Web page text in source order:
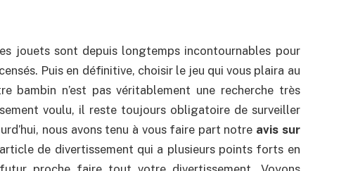
jouets sont depuis longtemps incontournables pour
Puis en définitive, choisir le jeu qui vous plaira au
bambin n’est pas véritablement une recherche très
voulu, il reste toujours obligatoire de surveiller
nous avons tenu à vous faire part notre avis sur
de divertissement qui a plusieurs points forts en